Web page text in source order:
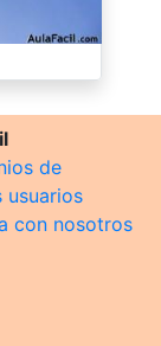
de
usuarios
con nosotros